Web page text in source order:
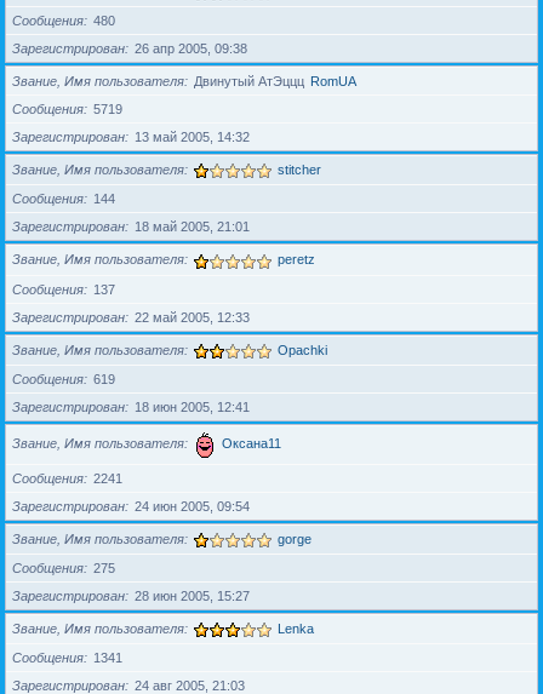
Сообщения
480
Зарегистрирован
26 апр 2005, 09:38
Звание, Имя пользователя Двинутый АтЭццц RomUA
Сообщения
5719
Зарегистрирован
13 май 2005, 14:32
Звание, Имя пользователя stitcher
Сообщения
144
Зарегистрирован
18 май 2005, 21:01
Звание, Имя пользователя peretz
Сообщения
137
Зарегистрирован
22 май 2005, 12:33
Звание, Имя пользователя Opachki
Сообщения
619
Зарегистрирован
18 июн 2005, 12:41
Звание, Имя пользователя Оксана11
Сообщения
2241
Зарегистрирован
24 июн 2005, 09:54
Звание, Имя пользователя gorge
Сообщения
275
Зарегистрирован
28 июн 2005, 15:27
Звание, Имя пользователя Lenka
Сообщения
1341
Зарегистрирован
24 авг 2005, 21:03